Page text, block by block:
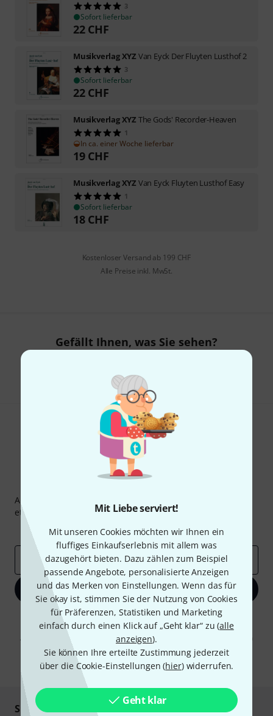
Mit Liebe serviert!
Mit unseren Cookies möchten wir Ihnen ein
fluffiges Einkaufserlebnis mit allem was
dazugehört bieten. Dazu zählen zum Beispiel
passende Angebote, personalisierte Anzeigen
und das Merken von Einstellungen. Wenn das für
Sie okay ist, stimmen Sie der Nutzung von Cookies
für Präferenzen, Statistiken und Marketing
einfach durch einen Klick auf „Geht klar“ zu (alle
anzeigen).
Sie können Ihre erteilte Zustimmung jederzeit
über die Cookie-Einstellungen (hier) widerrufen.
Geht klar
3
Sofort lieferbar
22 CHF
Musikverlag XYZ Van Eyck Der Fluyten Lusthof 2
3
Sofort lieferbar
22 CHF
Musikverlag XYZ The Gods' Recorder-Heaven
1
In ca. einer Woche lieferbar
19 CHF
Musikverlag XYZ Van Eyck Fluyten Lusthof Easy
1
Sofort lieferbar
18 CHF
Kostenloser Versand ab 199 CHF
Alle Preise inkl. MwSt.
Gefällt Ihnen, was Sie sehen?
Abonniere den Thomann Newsletter und gewinne mit
etwas Glück einen von50 Gutscheinenüber jeweils
Inspirierende Beiträge
Deals Thomann Insights
E-Mail-Adresse*
Jetzt anmelden
Mit Klick auf „Jetzt anmelden“ stimmen Sie dem Erhalt von E-Mail-
Werbung und einer Messung des E-Mail-Nutzungsverhaltens zu. Die
Abmeldung ist jederzeit möglich. Weitere Informationen finden Sie in
unseren
Datenschutzhinweisen
* Pflichtfeld
Sicher einkaufen & bezahlen